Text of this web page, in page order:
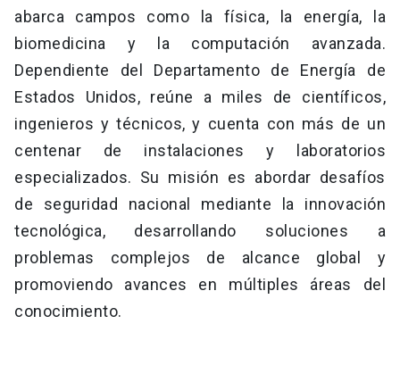
abarca campos como la física, la energía, la
biomedicina y la computación avanzada.
Dependiente del Departamento de Energía de
Estados Unidos, reúne a miles de científicos,
ingenieros y técnicos, y cuenta con más de un
centenar de instalaciones y laboratorios
especializados. Su misión es abordar desafíos
de seguridad nacional mediante la innovación
tecnológica, desarrollando soluciones a
problemas complejos de alcance global y
promoviendo avances en múltiples áreas del
conocimiento.